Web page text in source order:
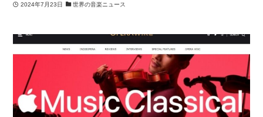
2024年7月23日 世界の音楽ニュース